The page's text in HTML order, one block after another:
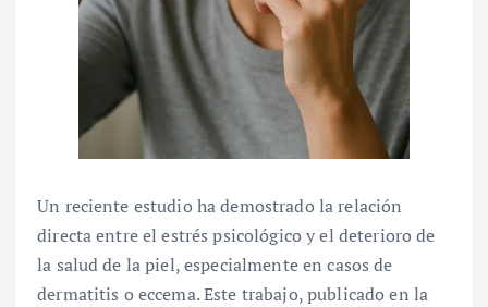
Un reciente estudio ha demostrado la relación
directa entre el estrés psicológico y el deterioro de
la salud de la piel, especialmente en casos de
dermatitis o eccema. Este trabajo, publicado en la